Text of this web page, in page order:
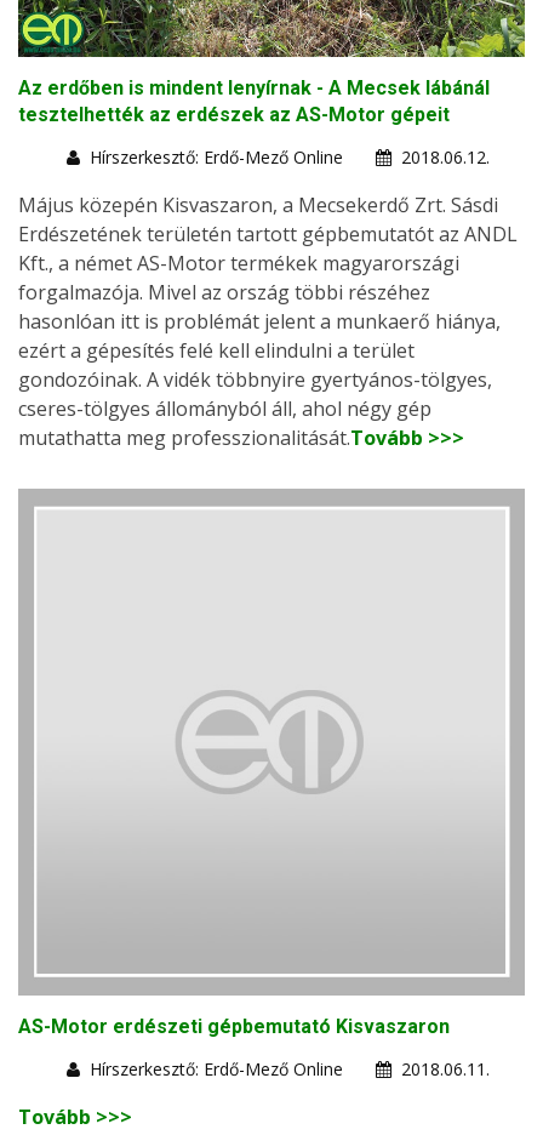
Az erdőben is mindent lenyírnak - A Mecsek lábánál
tesztelhették az erdészek az AS-Motor gépeit
Hírszerkesztő: Erdő-Mező Online
2018.06.12.
Május közepén Kisvaszaron, a Mecsekerdő Zrt. Sásdi
Erdészetének területén tartott gépbemutatót az ANDL
Kft., a német AS-Motor termékek magyarországi
forgalmazója. Mivel az ország többi részéhez
hasonlóan itt is problémát jelent a munkaerő hiánya,
ezért a gépesítés felé kell elindulni a terület
gondozóinak. A vidék többnyire gyertyános-tölgyes,
cseres-tölgyes állományból áll, ahol négy gép
mutathatta meg professzionalitását.Tovább >>>
AS-Motor erdészeti gépbemutató Kisvaszaron
Hírszerkesztő: Erdő-Mező Online
2018.06.11.
Tovább >>>